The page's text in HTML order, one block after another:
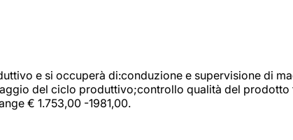
e si occuperà di:conduzione e supervisione di
del ciclo produttivo;controllo qualità del
€ 1.753,00 -1981,00.